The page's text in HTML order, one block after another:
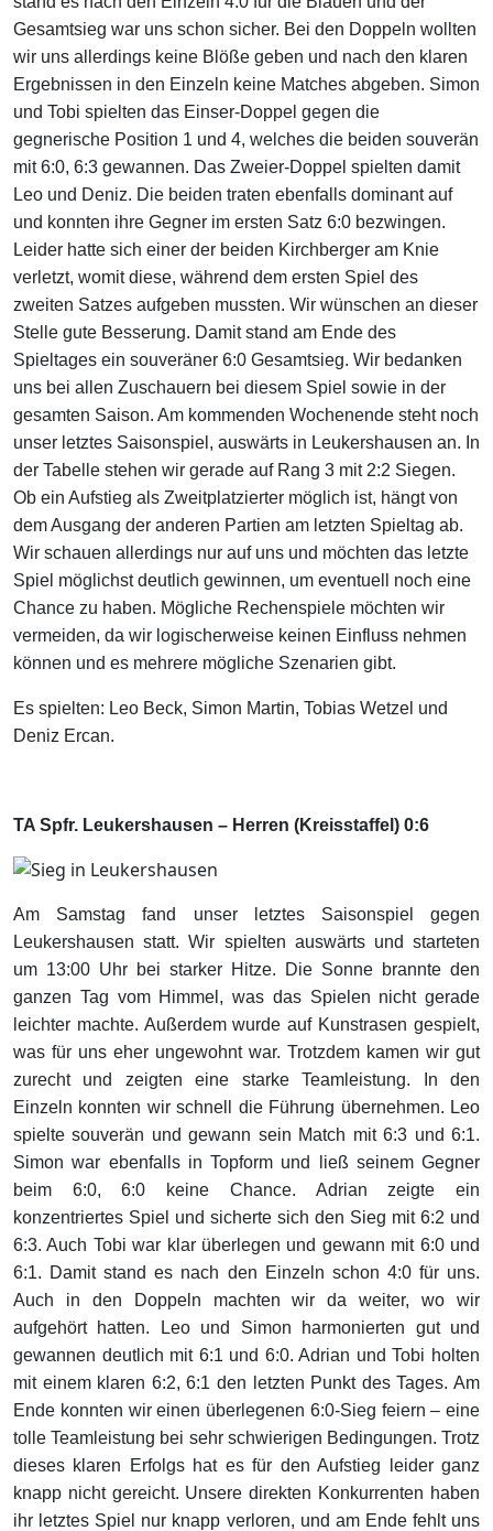
Gesamtsieg war uns schon sicher. Bei den Doppeln wollten
wir uns allerdings keine Blöße geben und nach den klaren
Ergebnissen in den Einzeln keine Matches abgeben. Simon
und Tobi spielten das Einser-Doppel gegen die
gegnerische Position 1 und 4, welches die beiden souverän
mit 6:0, 6:3 gewannen. Das Zweier-Doppel spielten damit
Leo und Deniz. Die beiden traten ebenfalls dominant auf
und konnten ihre Gegner im ersten Satz 6:0 bezwingen.
Leider hatte sich einer der beiden Kirchberger am Knie
verletzt, womit diese, während dem ersten Spiel des
zweiten Satzes aufgeben mussten. Wir wünschen an dieser
Stelle gute Besserung. Damit stand am Ende des
Spieltages ein souveräner 6:0 Gesamtsieg. Wir bedanken
uns bei allen Zuschauern bei diesem Spiel sowie in der
gesamten Saison. Am kommenden Wochenende steht noch
unser letztes Saisonspiel, auswärts in Leukershausen an. In
der Tabelle stehen wir gerade auf Rang 3 mit 2:2 Siegen.
Ob ein Aufstieg als Zweitplatzierter möglich ist, hängt von
dem Ausgang der anderen Partien am letzten Spieltag ab.
Wir schauen allerdings nur auf uns und möchten das letzte
Spiel möglichst deutlich gewinnen, um eventuell noch eine
Chance zu haben. Mögliche Rechenspiele möchten wir
vermeiden, da wir logischerweise keinen Einfluss nehmen
können und es mehrere mögliche Szenarien gibt.
Es spielten: Leo Beck, Simon Martin, Tobias Wetzel und
Deniz Ercan.
TA Spfr. Leukershausen – Herren (Kreisstaffel) 0:6
Am Samstag fand unser letztes Saisonspiel gegen
Leukershausen statt. Wir spielten auswärts und starteten
um 13:00 Uhr bei starker Hitze. Die Sonne brannte den
ganzen Tag vom Himmel, was das Spielen nicht gerade
leichter machte. Außerdem wurde auf Kunstrasen gespielt,
was für uns eher ungewohnt war. Trotzdem kamen wir gut
zurecht und zeigten eine starke Teamleistung. In den
Einzeln konnten wir schnell die Führung übernehmen. Leo
spielte souverän und gewann sein Match mit 6:3 und 6:1.
Simon war ebenfalls in Topform und ließ seinem Gegner
beim 6:0, 6:0 keine Chance. Adrian zeigte ein
konzentriertes Spiel und sicherte sich den Sieg mit 6:2 und
6:3. Auch Tobi war klar überlegen und gewann mit 6:0 und
6:1. Damit stand es nach den Einzeln schon 4:0 für uns.
Auch in den Doppeln machten wir da weiter, wo wir
aufgehört hatten. Leo und Simon harmonierten gut und
gewannen deutlich mit 6:1 und 6:0. Adrian und Tobi holten
mit einem klaren 6:2, 6:1 den letzten Punkt des Tages. Am
Ende konnten wir einen überlegenen 6:0-Sieg feiern – eine
tolle Teamleistung bei sehr schwierigen Bedingungen. Trotz
dieses klaren Erfolgs hat es für den Aufstieg leider ganz
knapp nicht gereicht. Unsere direkten Konkurrenten haben
ihr letztes Spiel nur knapp verloren, und am Ende fehlt uns